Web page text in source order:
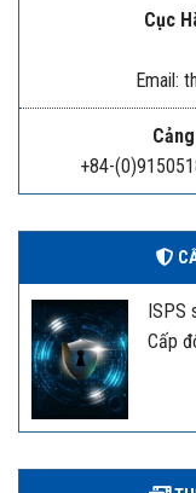
Cục
Email:
+84-
ISPS
Cấp